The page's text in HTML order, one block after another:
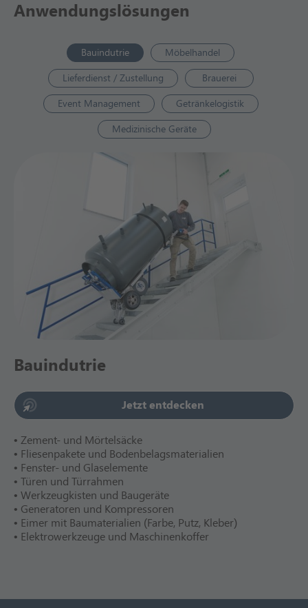
Anwendungslösungen
Bauindutrie Möbelhandel
Lieferdienst / Zustellung Brauerei
Event Management Getränkelogistik
Medizinische Geräte
Bauindutrie
Jetzt entdecken
• Zement- und Mörtelsäcke
• Fliesenpakete und Bodenbelagsmaterialien
• Fenster- und Glaselemente
• Türen und Türrahmen
• Werkzeugkisten und Baugeräte
• Generatoren und Kompressoren
• Eimer mit Baumaterialien (Farbe, Putz, Kleber)
• Elektrowerkzeuge und Maschinenkoffer